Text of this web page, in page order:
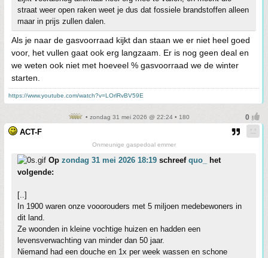
straat weer open raken weet je dus dat fossiele brandstoffen alleen
maar in prijs zullen dalen.
Als je naar de gasvoorraad kijkt dan staan we er niet heel goed
voor, het vullen gaat ook erg langzaam. Er is nog geen deal en
we weten ook niet met hoeveel % gasvoorraad we de winter
starten.
https://www.youtube.com/watch?v=LOrlRvBV59E
• zondag 31 mei 2026 @ 22:24 • 180
ACT-F
Onmeunige gaspedoal emmer
Op zondag 31 mei 2026 18:19 schreef quo_
het
volgende:
[..]
In 1900 waren onze vooorouders met 5 miljoen medebewoners in
dit land.
Ze woonden in kleine vochtige huizen en hadden een
levensverwachting van minder dan 50 jaar.
Niemand had een douche en 1x per week wassen en schone